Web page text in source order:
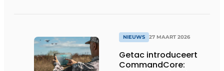
NIEUWS 27 MAART 2026
Getac introduceert
CommandCore: